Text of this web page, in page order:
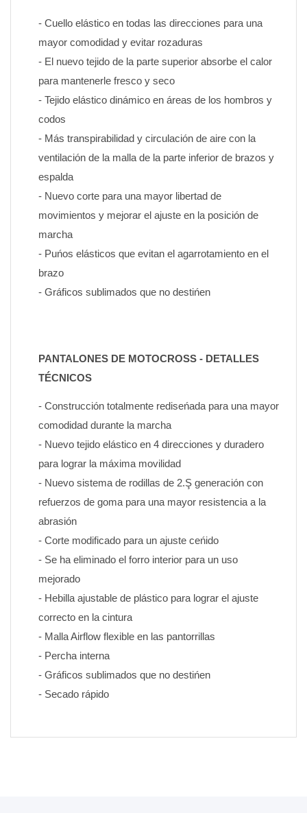
- Cuello elástico en todas las direcciones para una
mayor comodidad y evitar rozaduras
- El nuevo tejido de la parte superior absorbe el calor
para mantenerle fresco y seco
- Tejido elástico dinámico en áreas de los hombros y
codos
- Más transpirabilidad y circulación de aire con la
ventilación de la malla de la parte inferior de brazos y
espalda
- Nuevo corte para una mayor libertad de
movimientos y mejorar el ajuste en la posición de
marcha
- Puńos elásticos que evitan el agarrotamiento en el
brazo
- Gráficos sublimados que no destińen
PANTALONES DE MOTOCROSS - DETALLES
TÉCNICOS
- Construcción totalmente rediseńada para una mayor
comodidad durante la marcha
- Nuevo tejido elástico en 4 direcciones y duradero
para lograr la máxima movilidad
- Nuevo sistema de rodillas de 2.Ş generación con
refuerzos de goma para una mayor resistencia a la
abrasión
- Corte modificado para un ajuste ceńido
- Se ha eliminado el forro interior para un uso
mejorado
- Hebilla ajustable de plástico para lograr el ajuste
correcto en la cintura
- Malla Airflow flexible en las pantorrillas
- Percha interna
- Gráficos sublimados que no destińen
- Secado rápido